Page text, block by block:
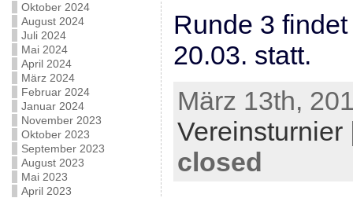
Oktober 2024
August 2024
Juli 2024
Mai 2024
April 2024
März 2024
Februar 2024
Januar 2024
November 2023
Oktober 2023
September 2023
August 2023
Mai 2023
April 2023
Runde 3
20.03. statt.
März 13th,
Vereinsturnier
closed